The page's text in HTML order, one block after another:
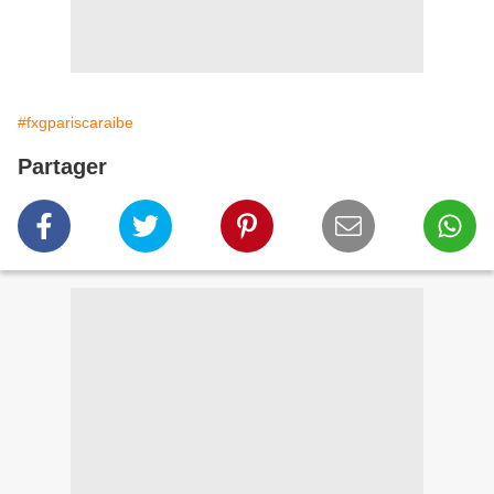
#fxgpariscaraibe
Partager